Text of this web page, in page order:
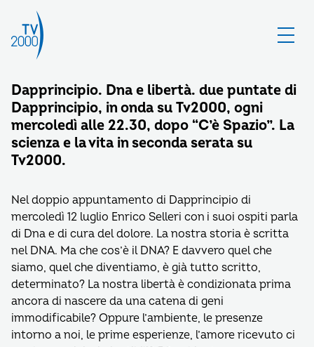
Dapprincipio. Dna e libertà. due puntate di
Dapprincipio, in onda su Tv2000, ogni
mercoledì alle 22.30, dopo “C’è Spazio”. La
scienza e la vita in seconda serata su
Tv2000.
Nel doppio appuntamento di Dapprincipio di
mercoledì 12 luglio Enrico Selleri con i suoi ospiti parla
di Dna e di cura del dolore. La nostra storia è scritta
nel DNA. Ma che cos’è il DNA? E davvero quel che
siamo, quel che diventiamo, è già tutto scritto,
determinato? La nostra libertà è condizionata prima
ancora di nascere da una catena di geni
immodificabile? Oppure l’ambiente, le presenze
intorno a noi, le prime esperienze, l’amore ricevuto ci